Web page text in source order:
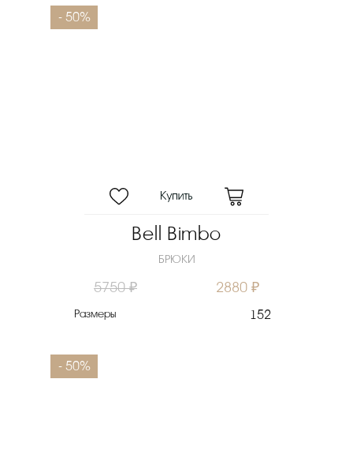
- 50%
Bell Bimbo
БРЮКИ
5750 ₽ 2880 ₽
Размеры 152
- 50%